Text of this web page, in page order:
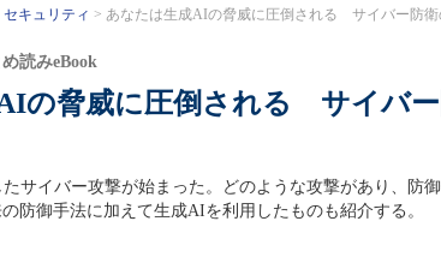
セキュリティ あなたは生成AIの脅威に圧倒される サイバー防衛
の脅威に圧倒される サイバ
読みeBook
サイバー攻撃が始まった。どのような攻撃があり、防
防御手法に加えて生成AIを利用したものも紹介する。